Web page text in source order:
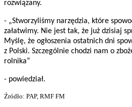
rozwiązany.
- „Stworzyliśmy narzędzia, które
załatwimy. Nie jest tak, że już dzisiaj
Myślę, że ogłoszenia ostatnich dni
z Polski. Szczególnie chodzi nam o
rolnika”
- powiedział.
Źródło: PAP, RMF FM